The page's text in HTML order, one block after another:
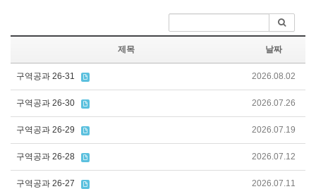
제목 날짜
구역공과 26-31 2026.08.02
구역공과 26-30 2026.07.26
구역공과 26-29 2026.07.19
구역공과 26-28 2026.07.12
구역공과 26-27 2026.07.11